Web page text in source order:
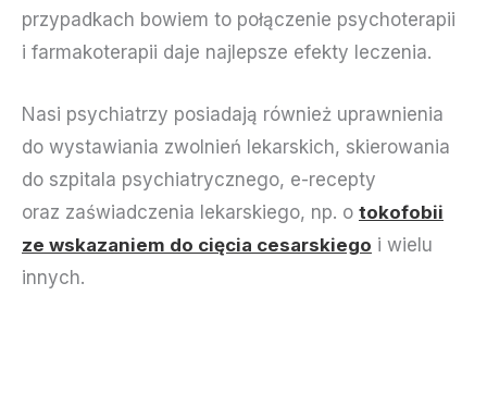
przypadkach bowiem to połączenie psychoterapii
i farmakoterapii daje najlepsze efekty leczenia.
Nasi psychiatrzy posiadają również uprawnienia
do wystawiania zwolnień lekarskich, skierowania
do szpitala psychiatrycznego, e-recepty
oraz zaświadczenia lekarskiego, np. o tokofobii
ze wskazaniem do cięcia cesarskiego i wielu
innych.